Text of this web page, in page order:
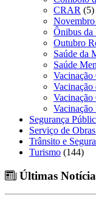
CRAR (5)
Ônibus da
Outubro
Saúde da
Saúde
Vacinação
Vacinação
Segurança
Serviço de
Trânsito e
Turismo (144)
Últimas